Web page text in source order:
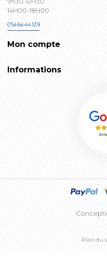
14H00-18H00
0546444129
Mon compte
Informations
Plan du